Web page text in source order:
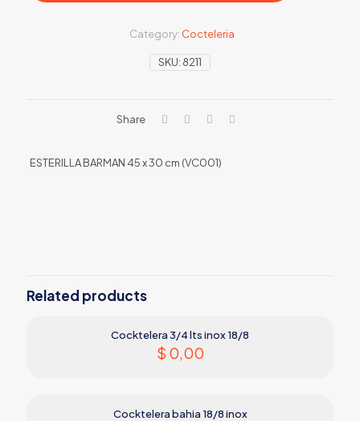
SKU: 8211
Category: Cocteleria
Share
ESTERILLA BARMAN 45 x 30 cm (VC001)
Related products
Cocktelera 3/4 lts inox 18/8
$ 0,00
Cocktelera bahia 18/8 inox